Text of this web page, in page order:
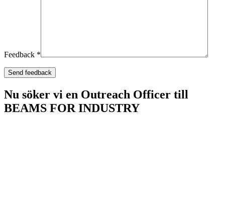
Feedback *
Nu söker vi en Outreach Officer till
BEAMS FOR INDUSTRY